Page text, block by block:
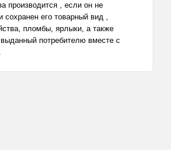
производится , если он не
сохранен его товарный вид ,
пломбы, ярлыки, а также
потребителю вместе с